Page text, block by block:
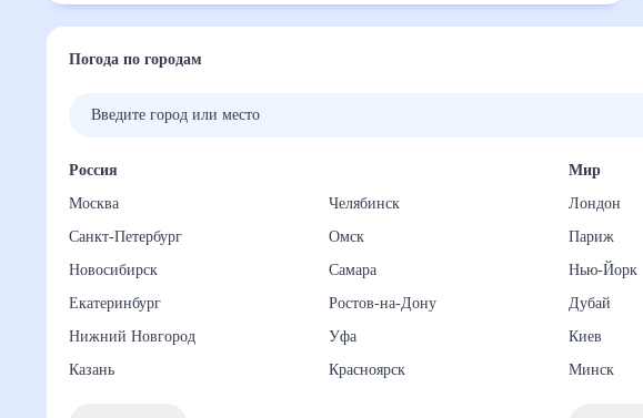
Погода по городам
Россия
Москва
Санкт-Петербург
Новосибирск
Екатеринбург
Нижний Новгород
Казань
Челябинск
Омск
Самара
Ростов-на-Дону
Уфа
Красноярск
Мир
Лондон
Париж
Нью-Йорк
Дубай
Киев
Минск